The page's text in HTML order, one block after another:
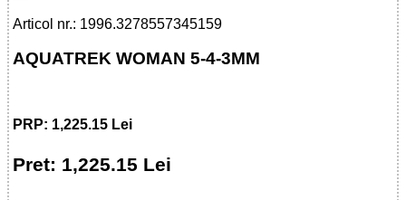
Articol nr.: 1996.3278557345159
AQUATREK WOMAN 5-4-3MM
PRP: 1,225.15 Lei
Pret: 1,225.15 Lei